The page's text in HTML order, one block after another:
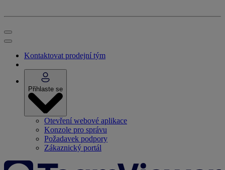
Kontaktovat prodejní tým
Přihlaste se
Otevření webové aplikace
Konzole pro správu
Požadavek podpory
Zákaznický portál